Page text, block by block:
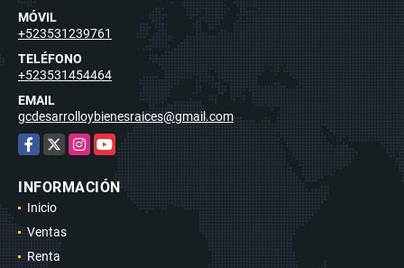
MÓVIL
+523531239761
TELÉFONO
+523531454464
EMAIL
gcdesarrolloybienesraices@gmail.com
Facebook
X Instagram
YouTube
INFORMACIÓN
Inicio
Ventas
Renta